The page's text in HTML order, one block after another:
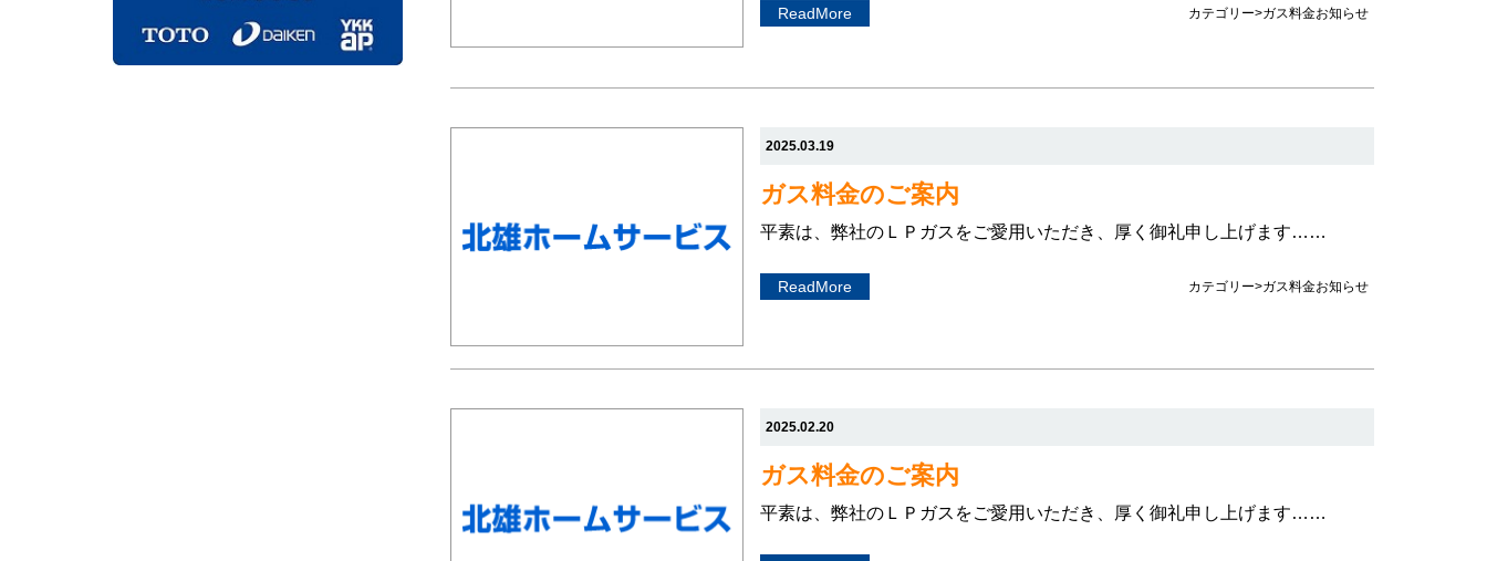
ReadMore カテゴリー>ガス料金お知らせ
2025.03.19
ガス料金のご案内
平素は、弊社のＬＰガスをご愛用いただき、厚く御礼申し上げます……
ReadMore カテゴリー>ガス料金お知らせ
2025.02.20
ガス料金のご案内
平素は、弊社のＬＰガスをご愛用いただき、厚く御礼申し上げます……